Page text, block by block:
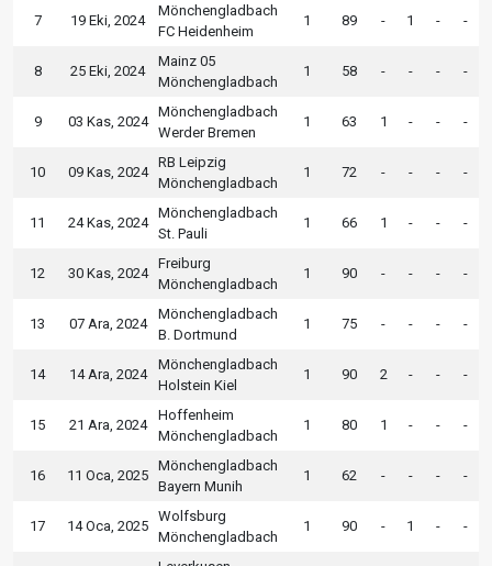
7 19 Eki, 2024
Mönchengladbach
FC Heidenheim
1 89 - 1 - -
8 25 Eki, 2024
Mainz 05
Mönchengladbach
1 58 - - - -
9 03 Kas, 2024
Mönchengladbach
Werder Bremen
1 63 1 - - -
10 09 Kas, 2024
RB Leipzig
Mönchengladbach
1 72 - - - -
11 24 Kas, 2024
Mönchengladbach
St. Pauli
1 66 1 - - -
12 30 Kas, 2024
Freiburg
Mönchengladbach
1 90 - - - -
13 07 Ara, 2024
Mönchengladbach
B. Dortmund
1 75 - - - -
14 14 Ara, 2024
Mönchengladbach
Holstein Kiel
1 90 2 - - -
15 21 Ara, 2024
Hoffenheim
Mönchengladbach
1 80 1 - - -
16 11 Oca, 2025
Mönchengladbach
Bayern Munih
1 62 - - - -
17 14 Oca, 2025
Wolfsburg
Mönchengladbach
1 90 - 1 - -